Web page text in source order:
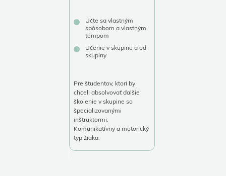
Učte sa vlastným
spôsobom a vlastným
tempom
Učenie v skupine a od
skupiny
Pre študentov, ktorí by
chceli absolvovať ďalšie
školenie v skupine so
špecializovanými
inštruktormi.
Komunikatívny a motorický
typ žiaka.